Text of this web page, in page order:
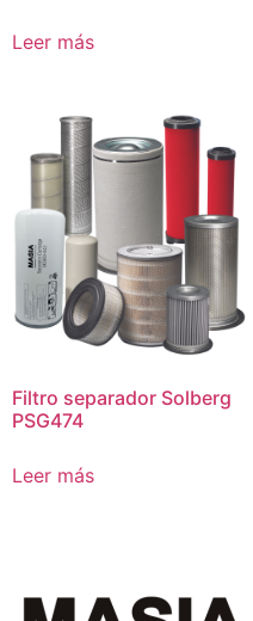
Leer más
Filtro separador Solberg
PSG474
Leer más